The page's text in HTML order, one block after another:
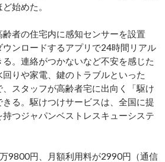
始めた。
者の住宅内に感知センサーを設置
ウンロードするアプリで24時間リアル
。連絡がつかないなど不安を感じた
りや家電、鍵のトラブルといった
、スタッフが高齢者宅に出向く「駆け
る。駆けつけサービスは、全国に提
つジャパンベストレスキューシステ
9800円、月額利用料が2990円（通信